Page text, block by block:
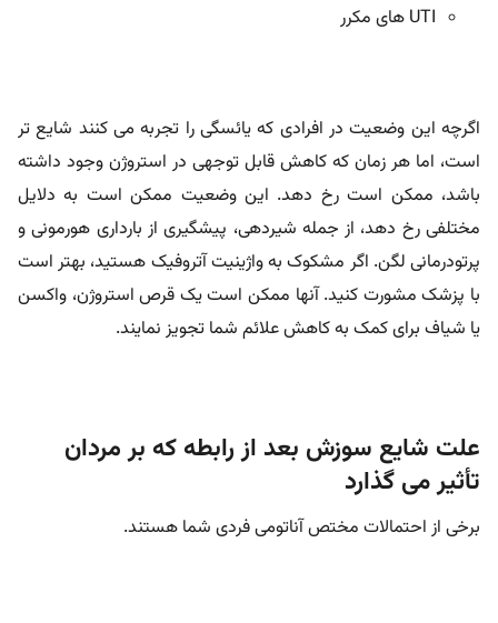
UTI های مکرر
اگرچه این وضعیت در افرادی که یائسگی را تجربه می کنند شایع تر
است، اما هر زمان که کاهش قابل توجهی در استروژن وجود داشته
باشد، ممکن است رخ دهد. این وضعیت ممکن است به دلایل
مختلفی رخ دهد، از جمله شیردهی، پیشگیری از بارداری هورمونی و
پرتودرمانی لگن. اگر مشکوک به واژینیت آتروفیک هستید، بهتر است
با پزشک مشورت کنید. آنها ممکن است یک قرص استروژن، واکسن
یا شیاف برای کمک به کاهش علائم شما تجویز نمایند.
علت شایع سوزش بعد از رابطه که بر مردان
تأثیر می گذارد
برخی از احتمالات مختص آناتومی فردی شما هستند.